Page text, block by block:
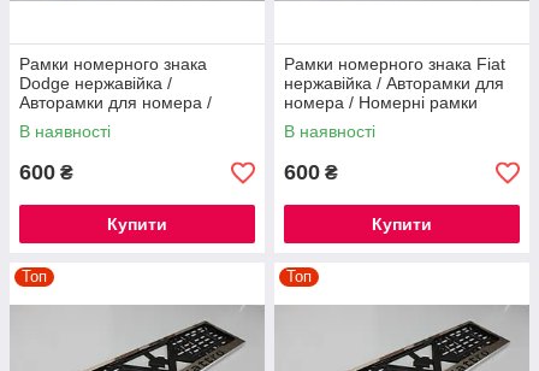
Рамки номерного знака
Dodge нержавійка /
Авторамки для номера /
Номерні рамки нержавійка
В наявності
600 ₴
Купити
Рамки номерного знака Fiat
нержавійка / Авторамки для
номера / Номерні рамки
нержавійка
В наявності
600 ₴
Купити
Топ Топ